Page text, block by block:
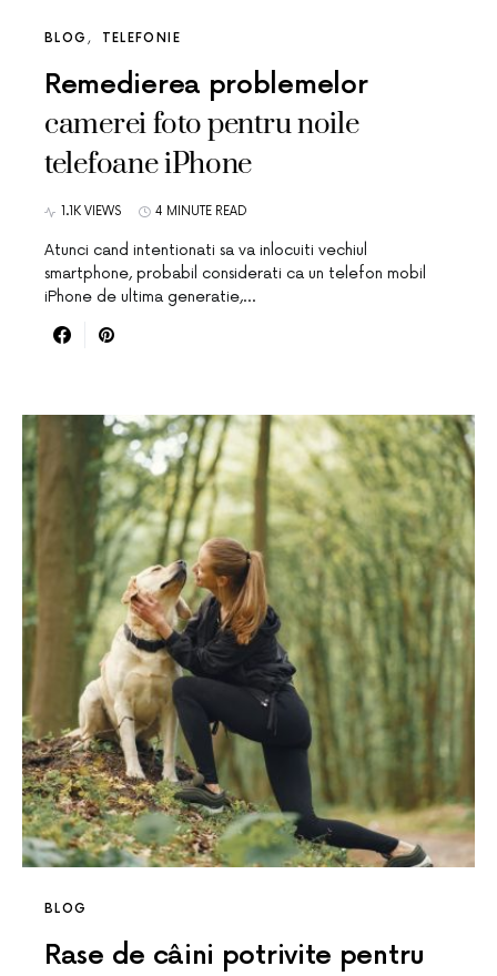
BLOG TELEFONIE
Remedierea problemelor
camerei foto pentru noile
telefoane iPhone
1.1K VIEWS 4 MINUTE READ
Atunci cand intentionati sa va inlocuiti vechiul
smartphone, probabil considerati ca un telefon mobil
iPhone de ultima generatie,…
BLOG
Rase de câini potrivite pentru